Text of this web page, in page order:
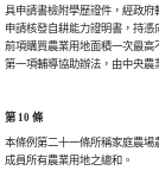
具申請書檢附學歷證件，經政府
申請核發自耕能力證明書，持憑
前項購買農業用地面積一次最高
第一項輔導協助辦法，由中央農
第 10 條
本條例第二十一條所稱家庭農
成員所有農業用地之總和。